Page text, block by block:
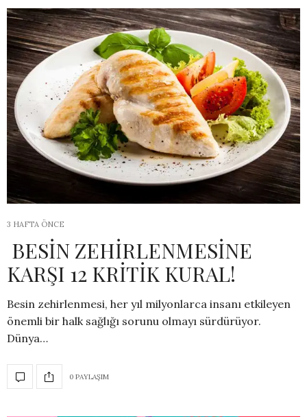
3 HAFTA ÖNCE
BESİN ZEHİRLENMESİNE
KARŞI 12 KRİTİK KURAL!
Besin zehirlenmesi, her yıl milyonlarca insanı etkileyen
önemli bir halk sağlığı sorunu olmayı sürdürüyor.
Dünya…
0 PAYLAŞIM